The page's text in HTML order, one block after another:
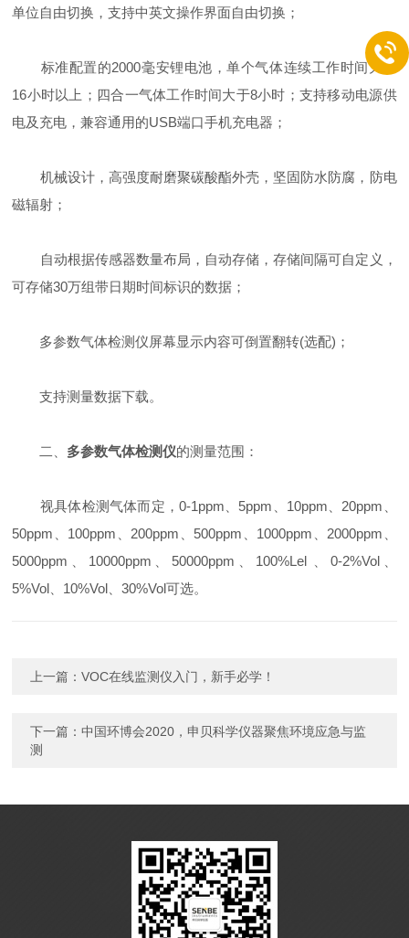
单位自由切换，支持中英文操作界面自由切换；
标准配置的2000毫安锂电池，单个气体连续工作时间大于
16小时以上；四合一气体工作时间大于8小时；支持移动电源供
电及充电，兼容通用的USB端口手机充电器；
机械设计，高强度耐磨聚碳酸酯外壳，坚固防水防腐，防电
磁辐射；
自动根据传感器数量布局，自动存储，存储间隔可自定义，
可存储30万组带日期时间标识的数据；
多参数气体检测仪屏幕显示内容可倒置翻转(选配)；
支持测量数据下载。
二、 多参数气体检测仪的测量范围：
视具体检测气体而定，0-1ppm、5ppm、10ppm、20ppm、
50ppm、100ppm、200ppm、500ppm、1000ppm、2000ppm、
5000ppm、10000ppm、50000ppm、100%Lel 、0-2%Vol、
5%Vol、10%Vol、30%Vol可选。
上一篇：VOC在线监测仪入门，新手必学！
下一篇：中国环博会2020，申贝科学仪器聚焦环境应急与监
测